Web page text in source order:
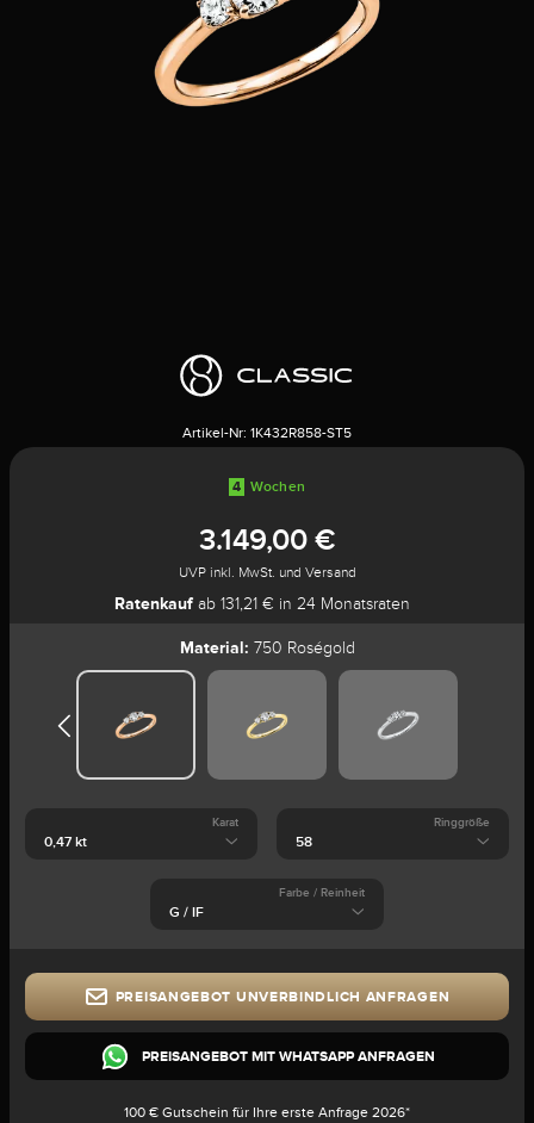
Artikel-Nr: 1K432R858-ST5
4 Wochen
3.149,00 €
UVP inkl. MwSt. und Versand
Ratenkauf ab 131,21 € in 24 Monatsraten
Material: 750 Roségold
Karat Ringgröße
Farbe / Reinheit
PREISANGEBOT UNVERBINDLICH ANFRAGEN
PREISANGEBOT MIT WHATSAPP ANFRAGEN
100 € Gutschein für Ihre erste Anfrage 2026*